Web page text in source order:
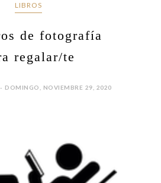
LIBROS
de fotografía
regalar/te
- DOMINGO, NOVIEMBRE 29, 2020